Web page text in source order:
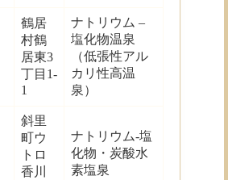
鶴居
村鶴
居東3
丁目1-
1
ナトリウム –
塩化物温泉
（低張性アル
カリ性高温
泉）
斜里
町ウ
トロ
香川
ナトリウム-塩
化物・炭酸水
素塩泉